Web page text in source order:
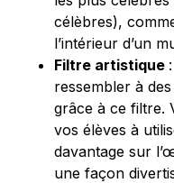
célèbres),
l’intérieur d’un
Filtre artistique
ressembler à
grâce à ce filtre.
vos élèves à
davantage sur
une façon